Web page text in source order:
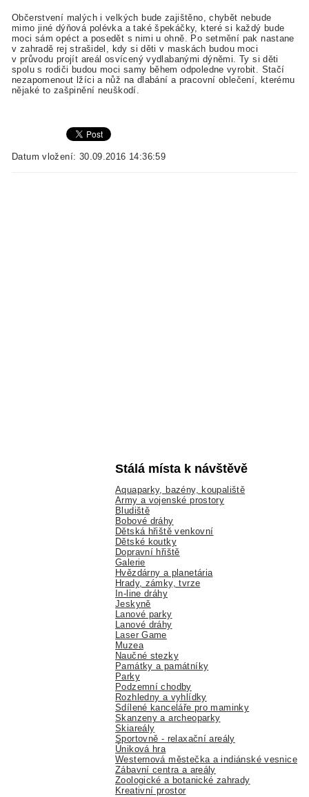
Občerstvení malých i velkých bude zajištěno, chybět nebude
mimo jiné dýňová polévka a také špekáčky, které si každý bude
moci sám opéct a posedět s nimi u ohně. Po setmění pak nastane
v zahradě rej strašidel, kdy si děti v maskách budou moci
v průvodu projít areál osvícený vydlabanými dýněmi. Ty si děti
spolu s rodiči budou moci samy během odpoledne vyrobit. Stačí
nezapomenout lžíci a nůž na dlabání a pracovní oblečení, kterému
nějaké to zašpinění neuškodí.
Datum vložení: 30.09.2016 14:36:59
Stálá místa k návštěvě
Aquaparky, bazény, koupaliště
Army a vojenské prostory
Bludiště
Bobové dráhy
Dětská hřiště venkovní
Dětské koutky
Dopravní hřiště
Galerie
Hvězdárny a planetária
Hrady, zámky, tvrze
In-line dráhy
Jeskyně
Lanové parky
Lanové dráhy
Laser Game
Muzea
Naučné stezky
Památky a památníky
Parky
Podzemní chodby
Rozhledny a vyhlídky
Sdílené kanceláře pro maminky
Skanzeny a archeoparky
Skiareály
Sportovně - relaxační areály
Úniková hra
Westernová městečka a indiánské vesnice
Zábavní centra a areály
Zoologické a botanické zahrady
Kreativní prostor